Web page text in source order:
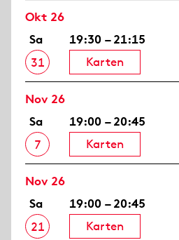
Okt 26
Sa
31
19:30 – 21:15
Karten
Nov 26
Sa
7
19:00 – 20:45
Karten
Nov 26
Sa
21
19:00 – 20:45
Karten